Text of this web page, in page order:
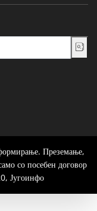
Преземање,
со посебен договор
Југоинфо